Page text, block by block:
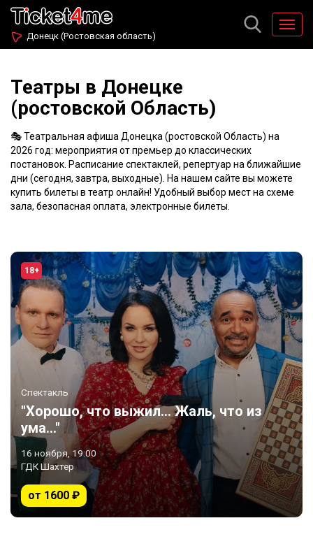
Донецк (Ростовская область)
Театры в Донецке
(ростовской Область)
🎭 Театральная афиша Донецка (ростовской Область) на
2026 год: мероприятия от премьер до классических
постановок. Расписание спектаклей, репертуар на ближайшие
дни (сегодня, завтра, выходные). На нашем сайте вы можете
купить билеты в театр онлайн! Удобный выбор мест на схеме
зала, безопасная оплата, электронные билеты.
18+
Спектакль
"Хорошо, что выжил... Жаль, что из
ума..."
16 ноября, 19:00
ГДК Шахтер
от 1600 ₽